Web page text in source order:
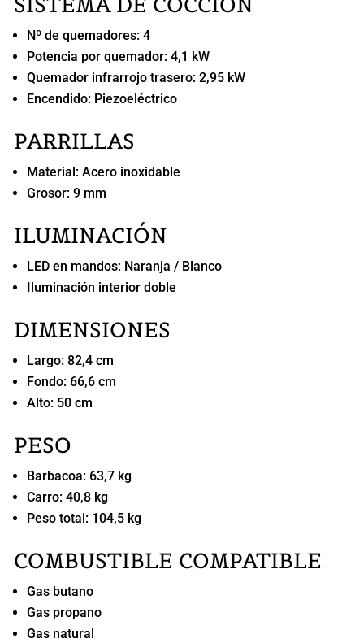
Nº de quemadores: 4
Potencia por quemador: 4,1 kW
Quemador infrarrojo trasero: 2,95 kW
Encendido: Piezoeléctrico
PARRILLAS
Material: Acero inoxidable
Grosor: 9 mm
ILUMINACIÓN
LED en mandos: Naranja / Blanco
Iluminación interior doble
DIMENSIONES
Largo: 82,4 cm
Fondo: 66,6 cm
Alto: 50 cm
PESO
Barbacoa: 63,7 kg
Carro: 40,8 kg
Peso total: 104,5 kg
COMBUSTIBLE COMPATIBLE
Gas butano
Gas propano
Gas natural